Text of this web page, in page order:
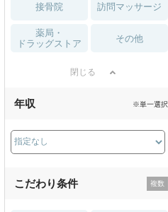
接骨院 訪問マッサージ
薬局・
ドラッグストア
その他
閉じる
年収 ※単一選択
こだわり条件